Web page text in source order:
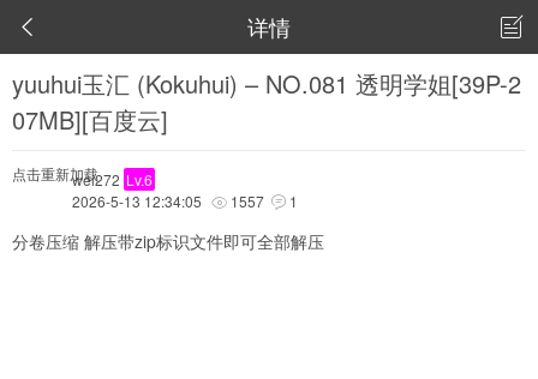
 详情 
yuuhui玉汇 (Kokuhui) – NO.081 透明学姐[39P-2
07MB][百度云]
点击重新加载
wei272 Lv.6
2026-5-13 12:34:05
 1557  1
分卷压缩 解压带zip标识文件即可全部解压